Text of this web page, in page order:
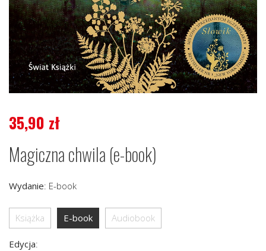
35,90 zł
Magiczna chwila (e-book)
Wydanie: E-book
Książka E-book Audiobook
Edycja: